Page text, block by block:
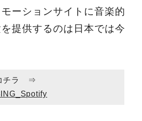
ーションサイトに音楽的
提供するのは日本では今
コチラ ⇒